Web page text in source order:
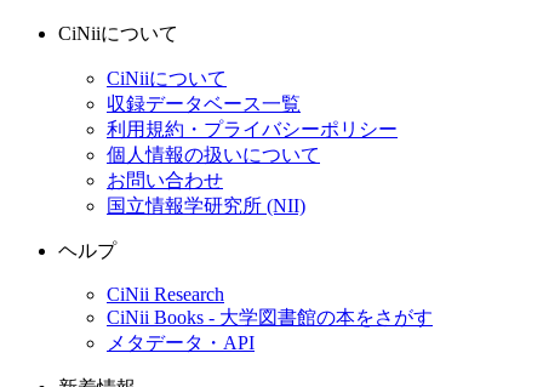
CiNiiについて
CiNiiについて
収録データベース一覧
利用規約・プライバシーポリシー
個人情報の扱いについて
お問い合わせ
国立情報学研究所 (NII)
ヘルプ
CiNii Research
CiNii Books - 大学図書館の本をさがす
メタデータ・API